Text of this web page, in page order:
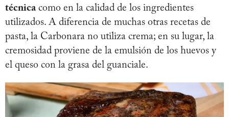
técnicacomo en la calidad de los ingredientes
utilizados. A diferencia de muchas otras recetas de
pasta, la Carbonara no utiliza crema; en su lugar, la
cremosidad proviene de la emulsión de los huevos y
el queso con la grasa del guanciale.